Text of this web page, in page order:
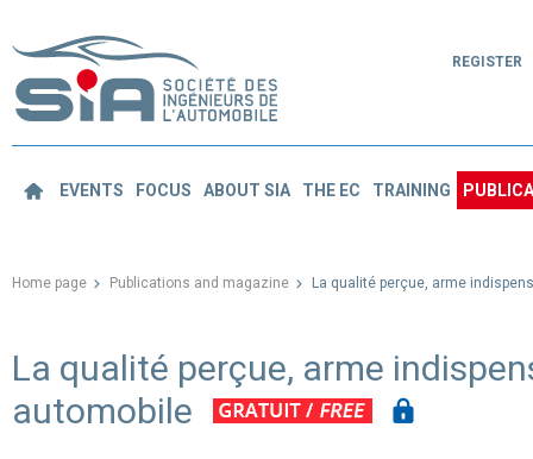
REGISTER
EVENTS FOCUS ABOUT SIA THE EC TRAINING
Home page Publications and magazine La qualité perçue, arme
La qualité perçue, arme
automobile